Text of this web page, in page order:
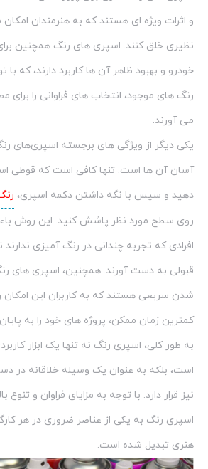
و اثرات ویژه ای هستند که به هنرمندان
نظیری خلق کنند. اسپری های رنگ همچنین
خودرو و بهبود ظاهر آن ها کاربرد دارند، که
رنگ های موجود، انتخاب های فراوانی را برای
می آورند.
یکی دیگر از ویژگی های برجسته اسپری‌های
آسان آن ها است. تنها کافی است که قوطی
دهید و سپس با نگه داشتن دکمه اسپری،
روی سطح مورد نظر پاشش کنید. این روش
افرادی که تجربه چندانی در رنگ آمیزی ندارند
قبولی به دست آورند. همچنین، اسپری های
شدن سریعی هستند که به کاربران این امکان
کمترین زمان ممکن، پروژه های خود را به
به طور کلی، اسپری رنگ نه تنها یک ابزار
است، بلکه به عنوان یک وسیله خلاقانه در
نیز قرار دارد. با توجه به مزایای فراوان و تنوع
اسپری رنگ به یکی از عناصر ضروری در هر
هنری تبدیل شده است.